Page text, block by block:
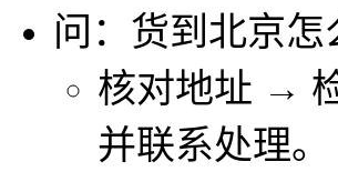
问：货到北京怎
核对地址 →
并联系处理。